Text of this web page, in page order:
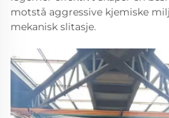
motstå aggressive kjemiske
mekanisk slitasje.